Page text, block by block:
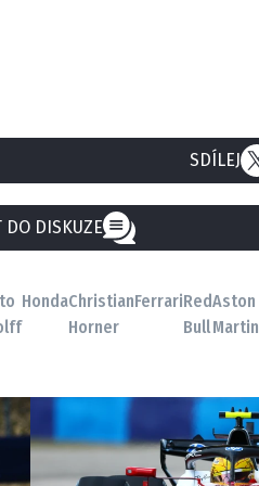
SDÍLEJ
DO DISKUZE
HondaChristian
Horner
FerrariRed
Bull
Aston
Martin